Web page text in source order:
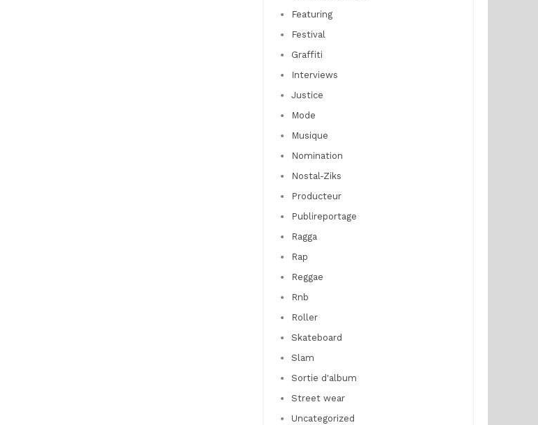
Featuring
Festival
Graffiti
Interviews
Justice
Mode
Musique
Nomination
Nostal-Ziks
Producteur
Publireportage
Ragga
Rap
Reggae
Rnb
Roller
Skateboard
Slam
Sortie d'album
Street wear
Uncategorized